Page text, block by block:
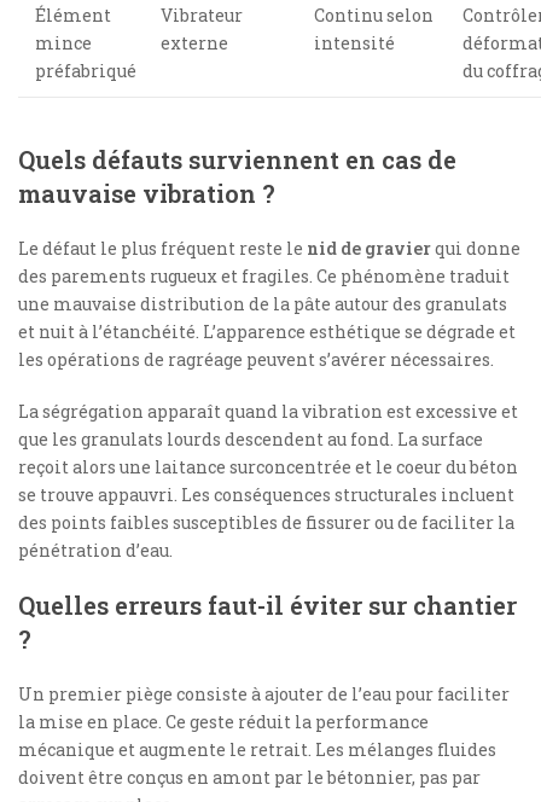
Élément
mince
préfabriqué
Vibrateur
externe
Continu selon
intensité
du
Quels défauts surviennent en cas de
mauvaise vibration ?
Le défaut le plus fréquent reste le nid de gravierqui donne
des parements rugueux et fragiles. Ce phénomène traduit
une mauvaise distribution de la pâte autour des granulats
et nuit à l’étanchéité. L’apparence esthétique se dégrade et
les opérations de ragréage peuvent s’avérer nécessaires.
La ségrégation apparaît quand la vibration est excessive et
que les granulats lourds descendent au fond. La surface
reçoit alors une laitance surconcentrée et le coeur du béton
se trouve appauvri. Les conséquences structurales incluent
des points faibles susceptibles de fissurer ou de faciliter la
pénétration d’eau.
Quelles erreurs faut-il éviter sur chantier
?
Un premier piège consiste à ajouter de l’eau pour faciliter
la mise en place. Ce geste réduit la performance
mécanique et augmente le retrait. Les mélanges fluides
doivent être conçus en amont par le bétonnier, pas par